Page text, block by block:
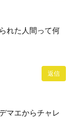
れた人間って何
返信
マエからチャレ